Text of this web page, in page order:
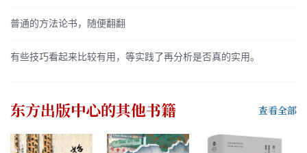
普通的方法论书，随便翻翻
有些技巧看起来比较有用，等实践了再分析是否真的实用。
东方出版中心的其他书籍 查看全部